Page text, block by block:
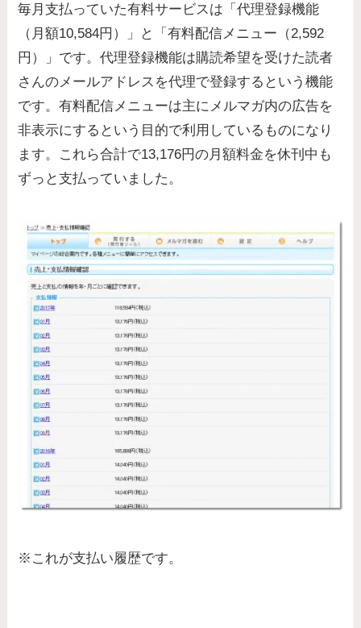
毎月支払っていた有料サービスは「代理登録機能
（月額10,584円）」と「有料配信メニュー（2,592
円）」です。代理登録機能は購読希望を受けた読者
さんのメールアドレスを代理で登録するという機能
です。有料配信メニューは主にメルマガ内の広告を
非表示にするという目的で利用しているものになり
ます。これら合計で13,176円の月額料金を休刊中も
ずっと支払っていました。
※これが支払い履歴です。